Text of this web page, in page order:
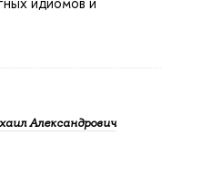
Александрович